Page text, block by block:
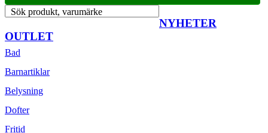
Sök produkt, varumärke
NYHETER
OUTLET
Bad
Barnartiklar
Belysning
Dofter
Fritid